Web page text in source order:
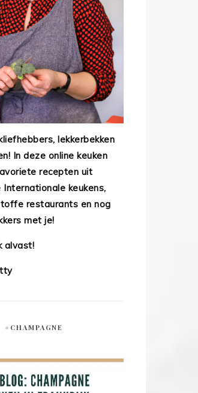
lekkerbekken
In deze online keuken
recepten uit
Internationale keukens,
restaurants en nog
met je!
alvast!
#CHAMPAGNE